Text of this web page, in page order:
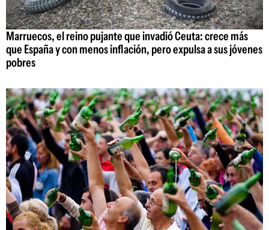
Marruecos, el reino pujante que invadió Ceuta: crece más
que España y con menos inflación, pero expulsa a sus jóvenes
pobres